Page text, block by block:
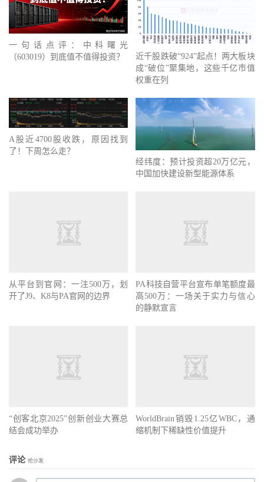
一句话点评：中科曙光
（603019）到底值不值得投资？
近千股跌破“924”起点！两大板块
成“破位”聚集地，这些千亿市值
权重在列
A股近4700股收跌，原因找到
了！下周怎么走？
经纬度：预计投资超20万亿元，
中国加快建设新型能源体系
从平台到官网：一注500万，划
开了J9、K8与PA官网的边界
PA科技自营平台宣布单笔额度最
高500万：一场关于实力与信心
的静默宣言
“创客北京2025”创新创业大赛总
结会成功举办
WorldBrain销毁1.25亿WBC，通
缩机制下稀缺性价值提升
评论 抢沙发